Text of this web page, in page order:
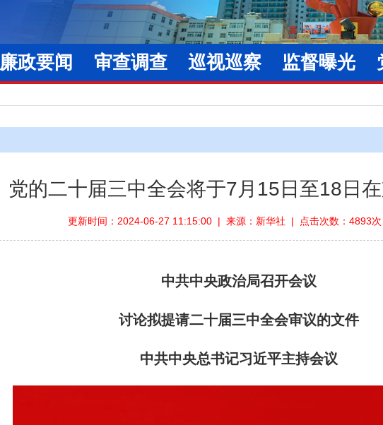
廉政要闻 审查调查 巡视巡察 监督曝光
党的二十届三中全会将于7月15日至18日
更新时间：2024-06-27 11:15:00 | 来源：新华社 | 点击次数：4893次
中共中央政治局召开会议
讨论拟提请二十届三中全会审议的文件
中共中央总书记习近平主持会议